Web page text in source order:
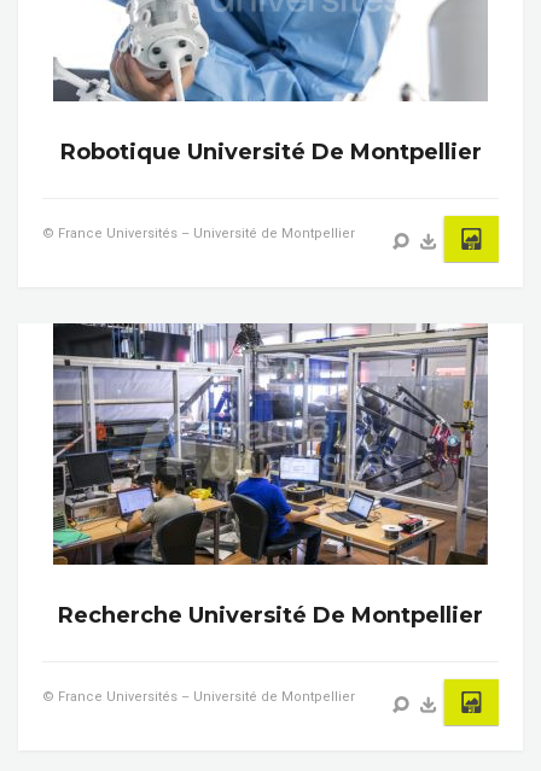
Robotique Université De Montpellier
© France Universités – Université de Montpellier
Recherche Université De Montpellier
© France Universités – Université de Montpellier